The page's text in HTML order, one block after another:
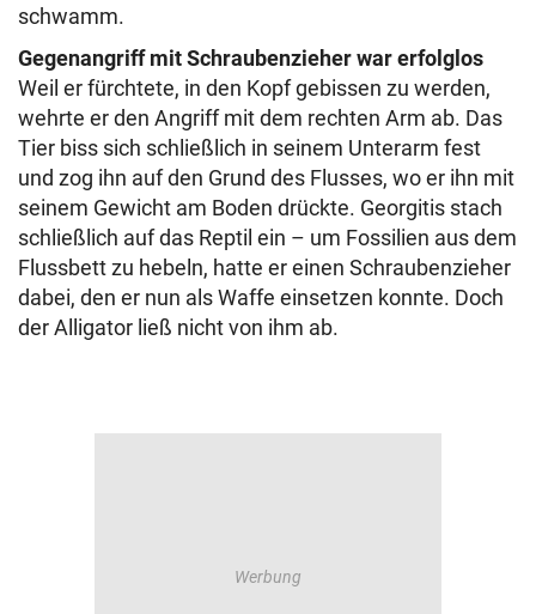
schwamm.
Gegenangriff mit Schraubenzieher war erfolglos
Weil er fürchtete, in den Kopf gebissen zu werden,
wehrte er den Angriff mit dem rechten Arm ab. Das
Tier biss sich schließlich in seinem Unterarm fest
und zog ihn auf den Grund des Flusses, wo er ihn mit
seinem Gewicht am Boden drückte. Georgitis stach
schließlich auf das Reptil ein – um Fossilien aus dem
Flussbett zu hebeln, hatte er einen Schraubenzieher
dabei, den er nun als Waffe einsetzen konnte. Doch
der Alligator ließ nicht von ihm ab.